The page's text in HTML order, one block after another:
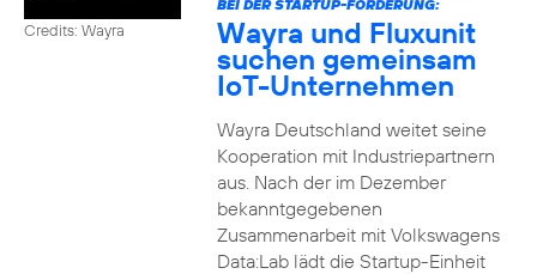
Credits: Wayra
BEI DER STARTUP-FÖRDERUNG:
Wayra und Fluxunit
suchen gemeinsam
IoT-Unternehmen
Wayra Deutschland weitet seine
Kooperation mit Industriepartnern
aus. Nach der im Dezember
bekanntgegebenen
Zusammenarbeit mit Volkswagens
Data:Lab lädt die Startup-Einheit